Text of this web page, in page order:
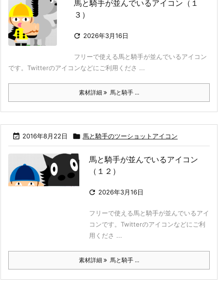
馬と騎手が並んでいるアイコン（１
３）
 2026年3月16日
フリーで使える馬と騎手が並んでいるアイコン
です。Twitterのアイコンなどにご利用くださ ...
素材詳細 馬と騎手 ...
 2016年8月22日  馬と騎手のツーショットアイコン
馬と騎手が並んでいるアイコン
（１２）
 2026年3月16日
フリーで使える馬と騎手が並んでいるアイ
コンです。Twitterのアイコンなどにご利
用くださ ...
素材詳細 馬と騎手 ...